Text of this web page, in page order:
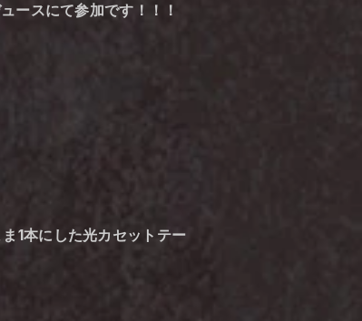
ースにて参加です！！！
1本にした光カセットテー